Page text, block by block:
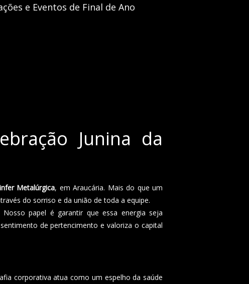
e Eventos de Final de Ano
Junina da
Metalúrgica, em Araucária. Mais do que um
do sorriso e da união de toda a equipe.
papel é garantir que essa energia seja
de pertencimento e valoriza o capital
corporativa atua como um espelho da saúde